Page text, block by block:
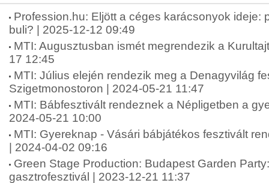
Profession.hu: Eljött a céges karácsonyok ideje:
buli? | 2025-12-12 09:49
MTI: Augusztusban ismét megrendezik a
17 12:45
MTI: Július elején rendezik meg a Denagyvilág
Szigetmonostoron | 2024-05-21 11:47
MTI: Bábfesztivált rendeznek a Népligetben a
2024-05-21 10:00
MTI: Gyereknap - Vásári bábjátékos fesztivált
| 2024-04-02 09:16
Green Stage Production: Budapest Garden
gasztrofesztivál | 2023-12-21 11:37